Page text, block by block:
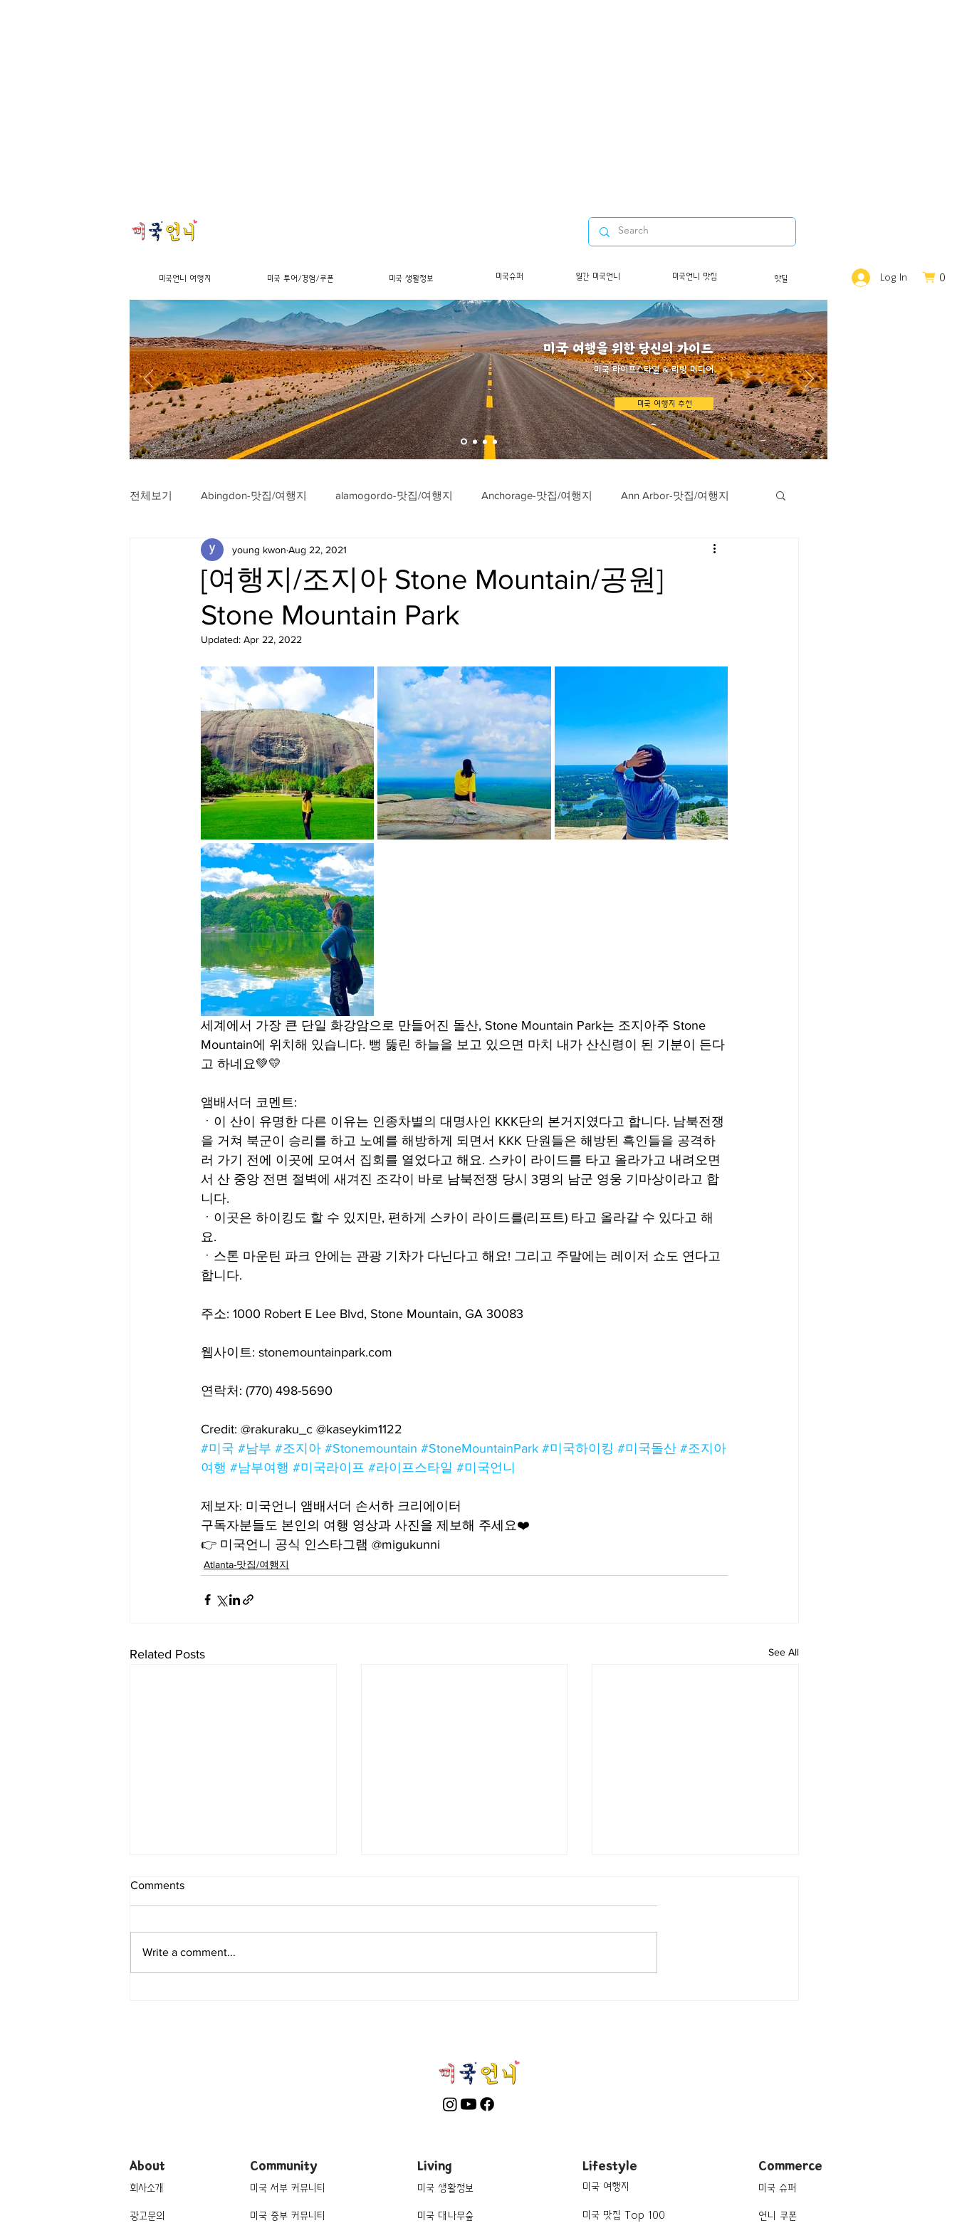
미국 여행을 위한 당신의 가이드
​미국 라이프스타일 & 리빙 미디어
미국 여행지 추천
전체보기 Abingdon-맛집/여행지 alamogordo-맛집/여행지 Anchorage-맛집/여행지 Ann Arbor-맛집/여행지
Arlington-맛집/여행지 Arlington-맛집/여행지 Austin-맛집/여행지
Badlands-맛집/여행지 Baltimore-맛집/여행지 Bar Harbor-맛집/여행지
Big Bend-맛집/여행지 Bloomfield-맛집/여행지 Bloomington-맛집/여행지 Boone-맛집/여행지
Boston-맛집/여행지 Boulder City-맛집/여행지 Brawley-맛집/여행지 Bretton Woods-맛집/여행지
Bronx-맛집/여행지 Bryce Canyon-맛집/여행지 Buena Park-맛집/여행지 Calipatria-맛집/여행지
Cambridge-맛집/여행지 Campton-맛집/여행지 Campton-맛집/여행지 Cascade Locks-맛집/여행지
Centerport-맛집/여행지
[여행지/조지아 Stone Mountain/공원]
Stone Mountain Park
young kwon Aug 22, 2021
Updated: Apr 22, 2022
세계에서 가장 큰 단일 화강암으로 만들어진 돌산, Stone Mountain Park는 조지아주 Stone
Mountain에 위치해 있습니다. 뻥 뚫린 하늘을 보고 있으면 마치 내가 산신령이 된 기분이 든다
고 하네요💚💛
앰배서더 코멘트:
ㆍ이 산이 유명한 다른 이유는 인종차별의 대명사인 KKK단의 본거지였다고 합니다. 남북전쟁
을 거쳐 북군이 승리를 하고 노예를 해방하게 되면서 KKK 단원들은 해방된 흑인들을 공격하
러 가기 전에 이곳에 모여서 집회를 열었다고 해요. 스카이 라이드를 타고 올라가고 내려오면
서 산 중앙 전면 절벽에 새겨진 조각이 바로 남북전쟁 당시 3명의 남군 영웅 기마상이라고 합
니다.
ㆍ이곳은 하이킹도 할 수 있지만, 편하게 스카이 라이드를(리프트) 타고 올라갈 수 있다고 해
요.
ㆍ스톤 마운틴 파크 안에는 관광 기차가 다닌다고 해요! 그리고 주말에는 레이저 쇼도 연다고
합니다.
주소: 1000 Robert E Lee Blvd, Stone Mountain, GA 30083
웹사이트: stonemountainpark.com
연락처: (770) 498-5690
Credit: @rakuraku_c @kaseykim1122
#미국 #남부 #조지아 #Stonemountain #StoneMountainPark #미국하이킹 #미국돌산 #조지아
여행 #남부여행 #미국라이프 #라이프스타일 #미국언니
제보자: 미국언니 앰배서더 손서하 크리에이터
구독자분들도 본인의 여행 영상과 사진을 제보해 주세요❤️
👉 미국언니 공식 인스타그램 @migukunni
Atlanta-맛집/여행지
Related Posts See All
Comments
Write a comment...
미국언니 여행지 미국 투어/경험/쿠폰 미국 생활정보 미국슈퍼 월간 미국언니 미국언니 맛집 핫딜 Log In 0
About
회사소개
광고문의
Community
미국 서부 커뮤니티
미국 중부 커뮤니티
Living
미국 생활정보
미국 대나무숲
Lifestyle
미국 여행지
미국 맛집 Top 100
Commerce
미국 슈퍼
언니 쿠폰